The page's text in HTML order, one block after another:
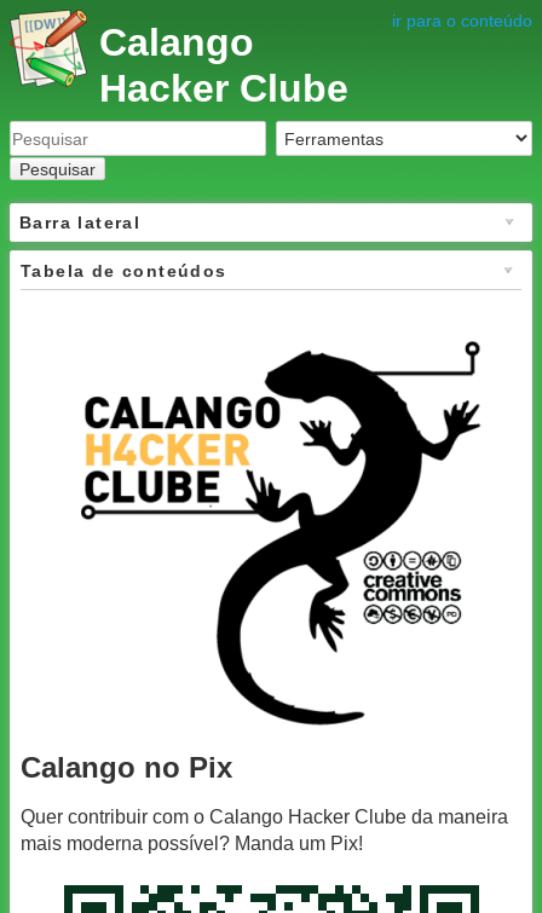
ir para o conteúdo
Calango
Hacker Clube
Pesquisar
Barra lateral
Tabela de conteúdos
Calango no Pix
Quer contribuir com o Calango Hacker Clube da maneira
mais moderna possível? Manda um Pix!